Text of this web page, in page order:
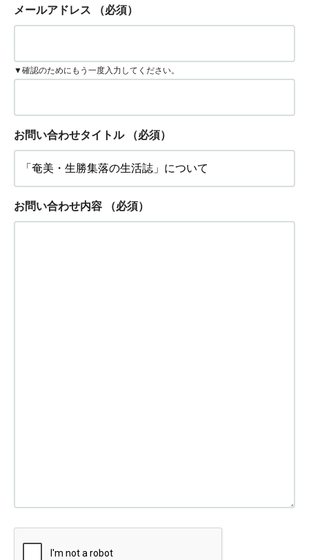
メールアドレス （必須）
▼確認のためにもう一度入力してください。
お問い合わせタイトル （必須）
お問い合わせ内容 （必須）